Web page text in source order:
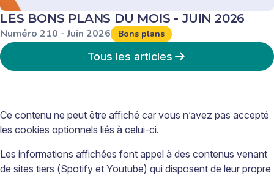
LES BONS PLANS DU MOIS - JUIN 2026
Numéro 210 - Juin 2026 Bons plans
Tous les articles
Ce contenu ne peut être affiché car vous n’avez pas accepté
les cookies optionnels liés à celui-ci.
Les informations affichées font appel à des contenus venant
de sites tiers (Spotify et Youtube) qui disposent de leur propre